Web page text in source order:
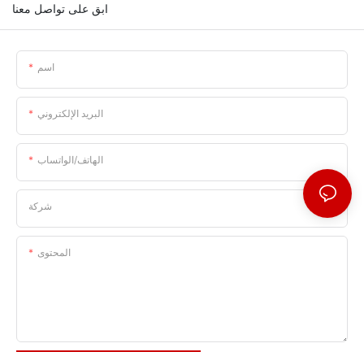
ابق على تواصل معنا
اسم
البريد الإلكتروني
الهاتف/الواتساب
شركة
المحتوى